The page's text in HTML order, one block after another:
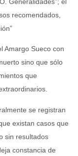
recomendados,
Amargo Sueco con
sino que sólo
que
se registran
existan casos que
sin resultados
constancia de